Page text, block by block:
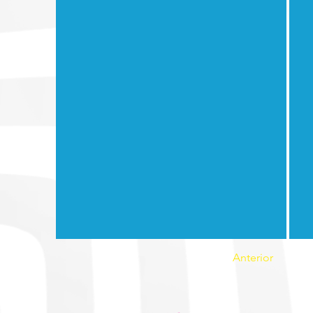
Anterior